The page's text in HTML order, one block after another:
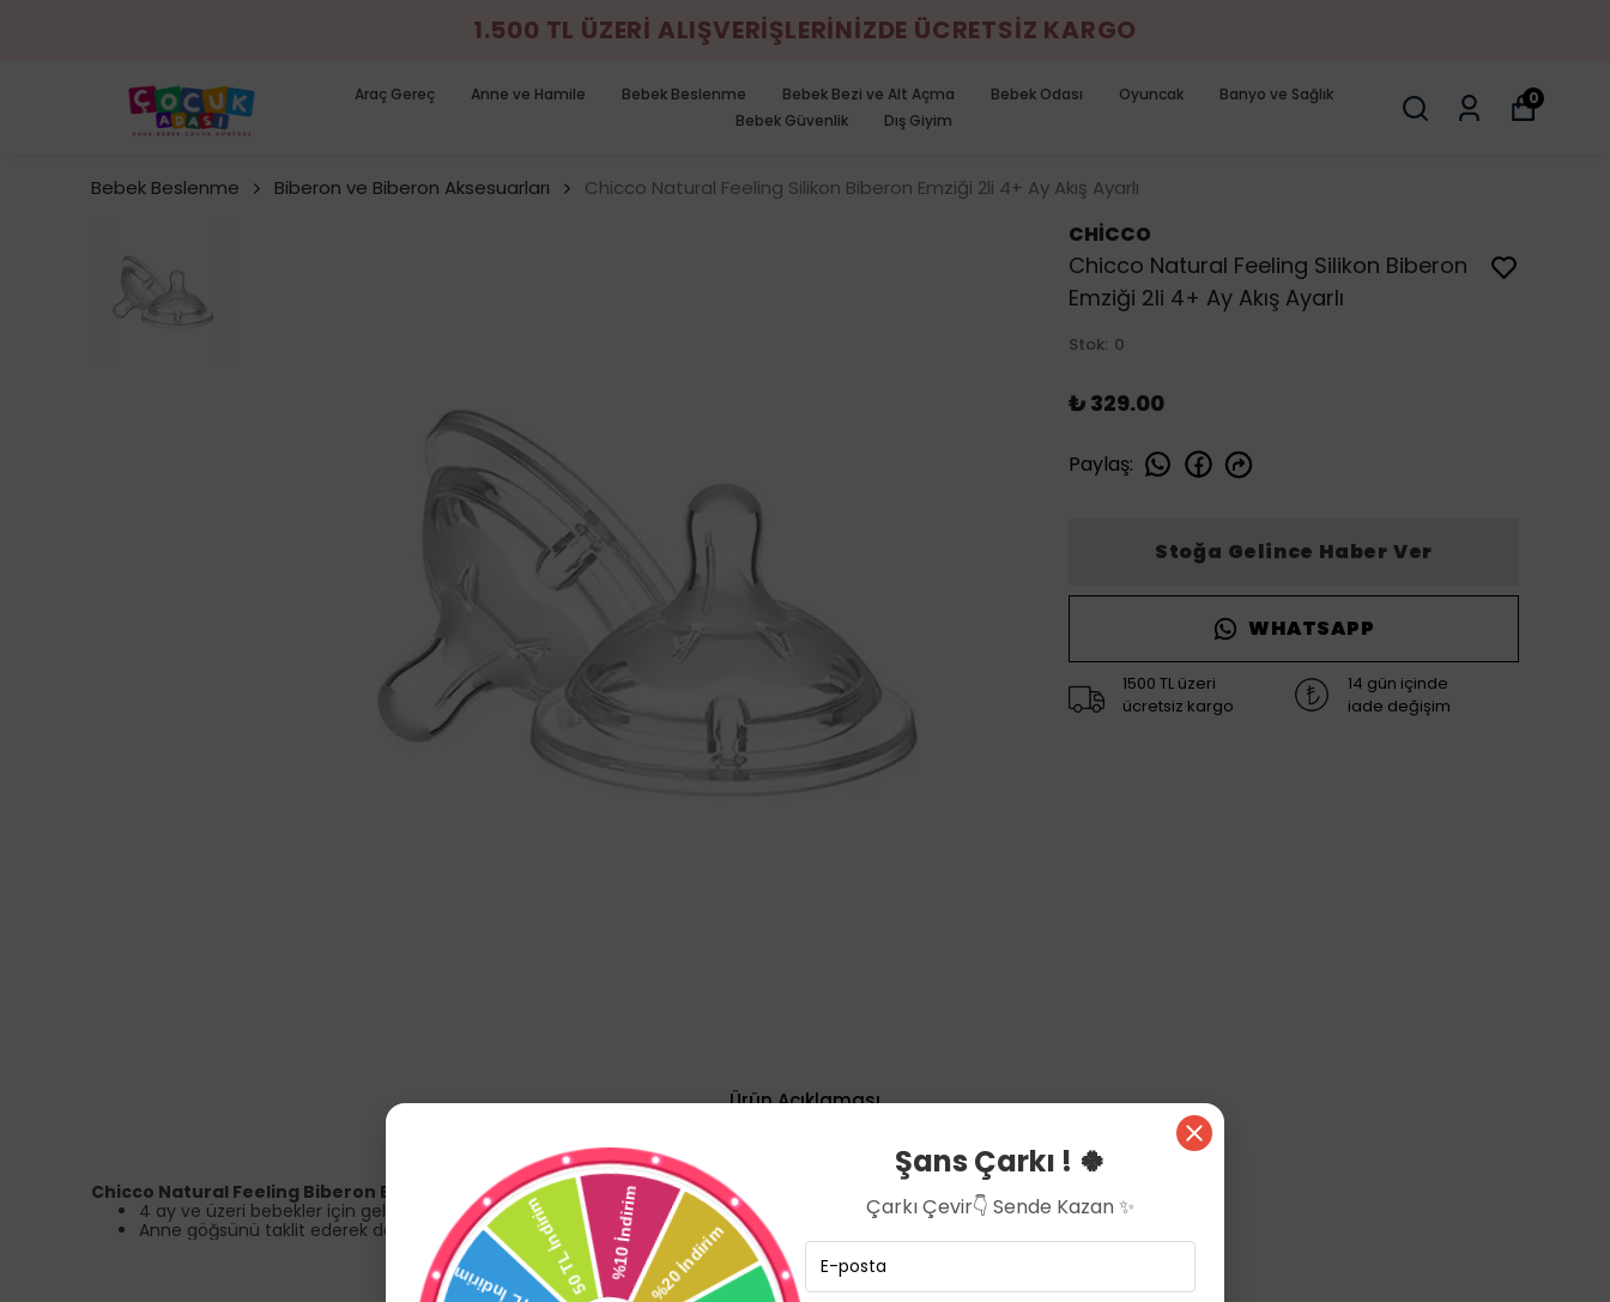
1.500 TL ÜZERİ ALIŞVERİŞLERİNİZDE ÜCRETSİZ KARGO
Araç Gereç Anne ve Hamile Bebek Beslenme Bebek Bezi ve Alt Açma Bebek Odası Oyuncak
Banyo ve Sağlık
Bebek Güvenlik
Dış Giyim
0
Bebek Beslenme Biberon ve Biberon Aksesuarları Chicco Natural Feeling Silikon Biberon Emziği 2li 4+ Ay Akış Ayarlı
CHİCCO
Chicco Natural Feeling Silikon Biberon
Emziği 2li 4+ Ay Akış Ayarlı
Stok: 0
₺ 329.00
Paylaş:
Stoğa Gelince Haber Ver
WHATSAPP
1500 TL üzeri
ücretsiz kargo
14 gün içinde
iade değişim
Ürün Açıklaması
Chicco Natural Feeling Biberon Emziği 4 Ay+ 2 Adet
4 ay ve üzeri bebekler için geliştirilmiş, normal akışa sahip natural feeling biberonlar için çift anti kolik sistemli silikon biberon ucu.
Anne göğsünü taklit ederek doğal bir beslenme sağlar.
Şans Çarkı ! 🍀
Çarkı Çevir👇 Sende Kazan ✨